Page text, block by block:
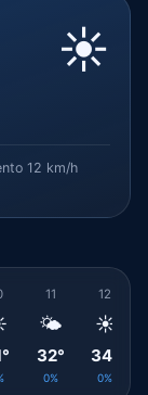
☀️
12 km/h
11
🌤️
32°
0%
12
☀️
34°
0%